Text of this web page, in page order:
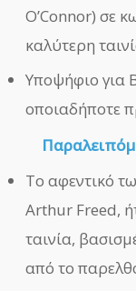
O’Connor) σε
καλύτερη
Υποψήφιο για
οποιαδήποτε
Το αφεντικό
Arthur Freed,
ταινία,
από το